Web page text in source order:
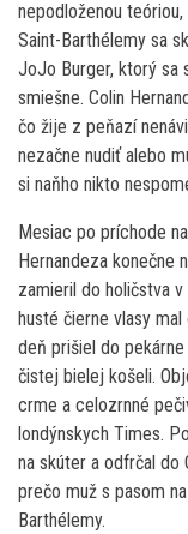
nepodloženou
Saint-Barthélemy sa
JoJo Burger, ktorý sa
smiešne. Colin
čo žije z peňazí
nezačne nudiť alebo
si naňho nikto
Mesiac po príchode
Hernandeza konečne
zamieril do holičstva
husté čierne vlasy mal
deň prišiel do
čistej bielej košeli.
crme a celozrnné
londýnskych Times.
na skúter a odfrčal do
prečo muž s pasom
Barthélemy.